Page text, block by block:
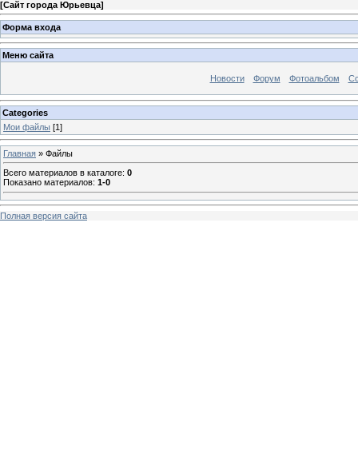
[Сайт города Юрьевца]
Форма входа
Меню сайта
Новости Форум Фотоальбом
Categories
Мои файлы [1]
Главная » Файлы
Всего материалов в каталоге: 0
Показано материалов: 1-0
Полная версия сайта